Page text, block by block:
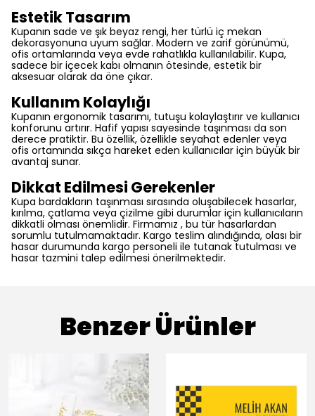
Estetik Tasarım
Kupanın sade ve şık beyaz rengi, her türlü iç mekan
dekorasyonuna uyum sağlar. Modern ve zarif görünümü,
ofis ortamlarında veya evde rahatlıkla kullanılabilir. Kupa,
sadece bir içecek kabı olmanın ötesinde, estetik bir
aksesuar olarak da öne çıkar.
Kullanım Kolaylığı
Kupanın ergonomik tasarımı, tutuşu kolaylaştırır ve kullanıcı
konforunu artırır. Hafif yapısı sayesinde taşınması da son
derece pratiktir. Bu özellik, özellikle seyahat edenler veya
ofis ortamında sıkça hareket eden kullanıcılar için büyük bir
avantaj sunar.
Dikkat Edilmesi Gerekenler
Kupa bardakların taşınması sırasında oluşabilecek hasarlar,
kırılma, çatlama veya çizilme gibi durumlar için kullanıcıların
dikkatli olması önemlidir. Firmamız , bu tür hasarlardan
sorumlu tutulmamaktadır. Kargo teslim alındığında, olası bir
hasar durumunda kargo personeli ile tutanak tutulması ve
hasar tazmini talep edilmesi önerilmektedir.
Benzer Ürünler